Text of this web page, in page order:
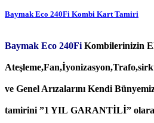
Baymak Eco 240Fi Kombi Kart Tamiri
Baymak Eco 240Fi Kombilerinizin
ve Genel Arızalarını Kendi
tamirini ”1 YIL GARANTİLİ”